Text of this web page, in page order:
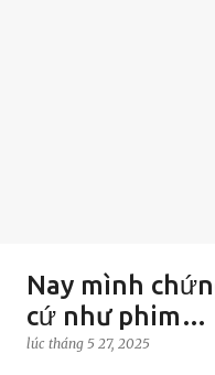
Nay mình
cứ như phim…
lúc tháng 5 27, 2025